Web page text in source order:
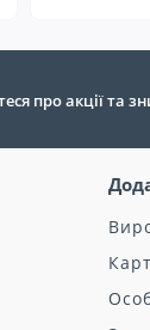
про акції та